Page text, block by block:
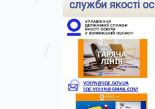
служби якості